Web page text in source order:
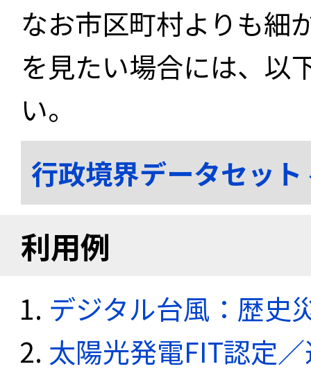
なお市区町村よりも細
を見たい場合には、以
い。
行政境界データセッ
利用例
デジタル台風：歴史
太陽光発電FIT認定